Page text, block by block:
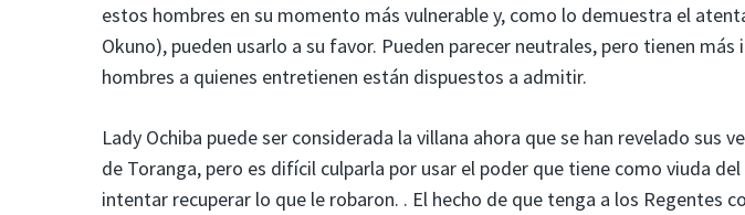
estos hombres en su momento más vulnerable y, como lo demuestra el
Okuno), pueden usarlo a su favor. Pueden parecer neutrales, pero tienen
hombres a quienes entretienen están dispuestos a admitir.
Lady Ochiba puede ser considerada la villana ahora que se han revelado sus
de Toranga, pero es difícil culparla por usar el poder que tiene como viuda
intentar recuperar lo que le robaron. . El hecho de que tenga a los Regentes